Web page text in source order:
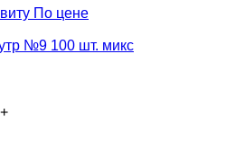
По цене
№9 100 шт. микс
+